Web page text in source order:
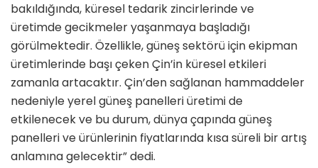
bakıldığında, küresel tedarik zincirlerinde ve
üretimde gecikmeler yaşanmaya başladığı
görülmektedir. Özellikle, güneş sektörü için ekipman
üretimlerinde başı çeken Çin’in küresel etkileri
zamanla artacaktır. Çin’den sağlanan hammaddeler
nedeniyle yerel güneş panelleri üretimi de
etkilenecek ve bu durum, dünya çapında güneş
panelleri ve ürünlerinin fiyatlarında kısa süreli bir artış
anlamına gelecektir” dedi.